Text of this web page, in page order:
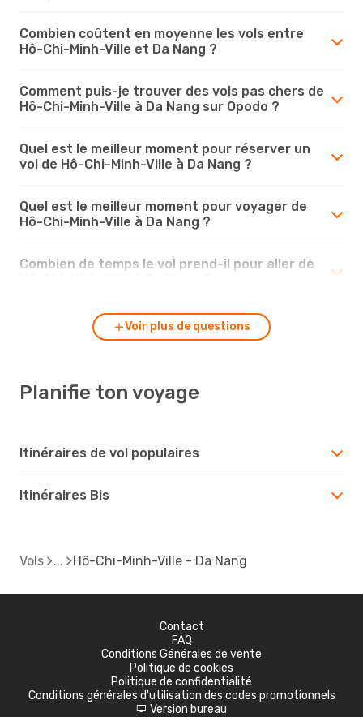
Combien coûtent en moyenne les vols entre
Hô-Chi-Minh-Ville et Da Nang ?
Comment puis-je trouver des vols pas chers de
Hô-Chi-Minh-Ville à Da Nang sur Opodo ?
Quel est le meilleur moment pour réserver un
vol de Hô-Chi-Minh-Ville à Da Nang ?
Quel est le meilleur moment pour voyager de
Hô-Chi-Minh-Ville à Da Nang ?
Combien de temps le vol prend-il pour aller de
Voir plus de questions
Planifie ton voyage
Itinéraires de vol populaires
Itinéraires Bis
Vols Hô-Chi-Minh-Ville - Da Nang
Contact
FAQ
Conditions Générales de vente
Politique de cookies
Politique de confidentialité
Conditions générales d'utilisation des codes promotionnels
d Version bureau